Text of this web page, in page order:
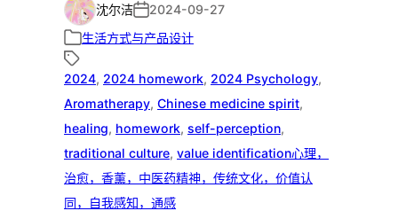
沈尔洁
2024-09-27
生活方式与产品设计
2024, 2024 homework, 2024 Psychology
Aromatherapy, Chinese medicine spirit
healing, homework, self-perception
traditional culture, value identification心理，
治愈，香薰，中医药精神，传统文化，价值认
同，自我感知，通感